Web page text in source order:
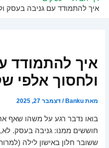
איך להתמודד עם גניבה בעסק
איך להתמודד
ולחסוך אלפי
מאתBanku
/דצמבר 27, 2025
בואו נדבר רגע על משהו שאף
חוששים ממנו: גניבה בעסק.
ששובר חלון באישון לילה